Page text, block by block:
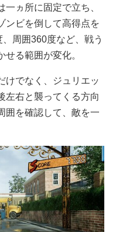
ヵ所に固定で立ち、
ンビを倒して高得点を
周囲360度など、戦う
る範囲が変化。
でなく、ジュリエッ
左右と襲ってくる方向
囲を確認して、敵を一